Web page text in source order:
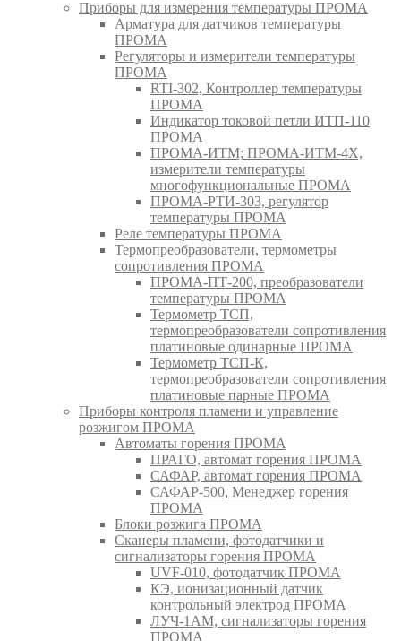
Приборы для измерения температуры ПРОМА
Арматура для датчиков температуры
ПРОМА
Регуляторы и измерители температуры
ПРОМА
RTI-302, Контроллер температуры
ПРОМА
Индикатор токовой петли ИТП-110
ПРОМА
ПРОМА-ИТМ; ПРОМА-ИТМ-4Х,
измерители температуры
многофункциональные ПРОМА
ПРОМА-РТИ-303, регулятор
температуры ПРОМА
Реле температуры ПРОМА
Термопреобразователи, термометры
сопротивления ПРОМА
ПРОМА-ПТ-200, преобразователи
температуры ПРОМА
Термометр ТСП,
термопреобразователи сопротивления
платиновые одинарные ПРОМА
Термометр ТСП-К,
термопреобразователи сопротивления
платиновые парные ПРОМА
Приборы контроля пламени и управление
розжигом ПРОМА
Автоматы горения ПРОМА
ПРАГО, автомат горения ПРОМА
САФАР, автомат горения ПРОМА
САФАР-500, Менеджер горения
ПРОМА
Блоки розжига ПРОМА
Сканеры пламени, фотодатчики и
сигнализаторы горения ПРОМА
UVF-010, фотодатчик ПРОМА
КЭ, ионизационный датчик
контрольный электрод ПРОМА
ЛУЧ-1АМ, сигнализаторы горения
ПРОМА